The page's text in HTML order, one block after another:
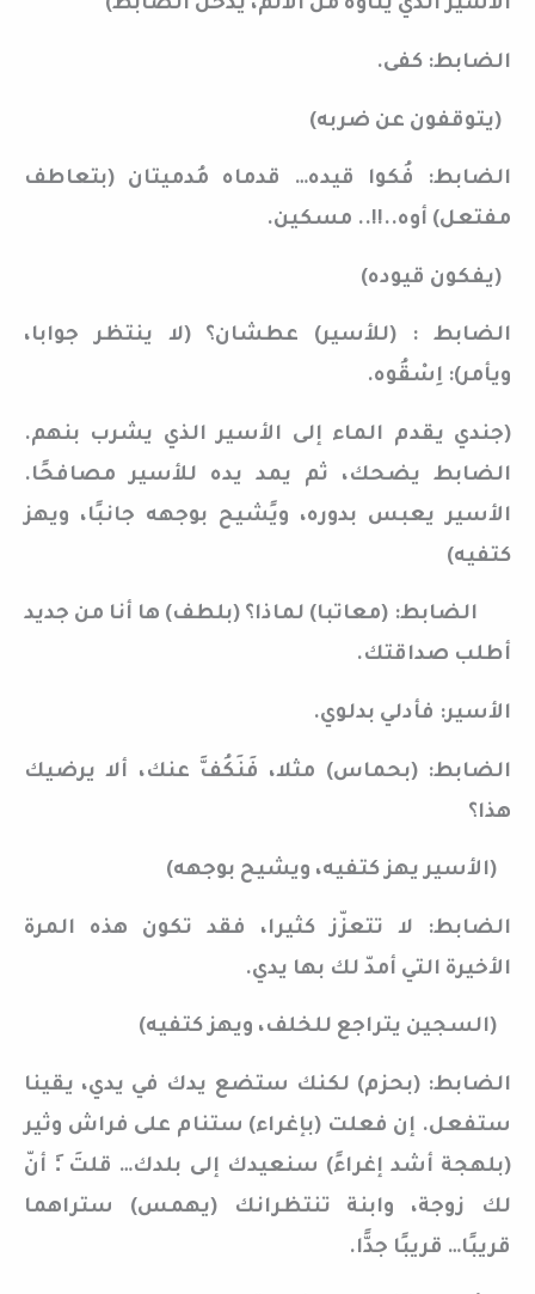
الأسير الذي يتأوه من الألم، يدخل الضابط)
الضابط: كفى.
(يتوقفون عن ضربه)
الضابط: فُكوا قيده… قدماه مُدميتان (بتعاطف
مفتعل) أوه..!!.. مسكين.
(يفكون قيوده)
الضابط : (للأسير) عطشان؟ (لا ينتظر جوابا،
ويأمر): اِسْقُوه.
(جندي يقدم الماء إلى الأسير الذي يشرب بنهم.
الضابط يضحك، ثم يمد يده للأسير مصافحًا.
الأسير يعبس بدوره، ويًشيح بوجهه جانبًا، ويهز
كتفيه)
الضابط: (معاتبا) لماذا؟ (بلطف) ها أنا من جديد
أطلب صداقتك.
الأسير: فأدلي بدلوي.
الضابط: (بحماس) مثلا، فَنَكُفَّ عنك، ألا يرضيك
هذا؟
(الأسير يهز كتفيه، ويشيح بوجهه)
الضابط: لا تتعزّز كثيرا، فقد تكون هذه المرة
الأخيرة التي أمدّ لك بها يدي.
(السجين يتراجع للخلف، ويهز كتفيه)
الضابط: (بحزم) لكنك ستضع يدك في يدي، يقينا
ستفعل. إن فعلت (بإغراء) ستنام على فراش وثير
(بلهجة أشد إغراءً) سنعيدك إلى بلدك… قلتَ :َ أنّ
لك زوجة، وابنة تنتظرانك (يهمس) ستراهما
قريبًا… قريبًا جدًّا.